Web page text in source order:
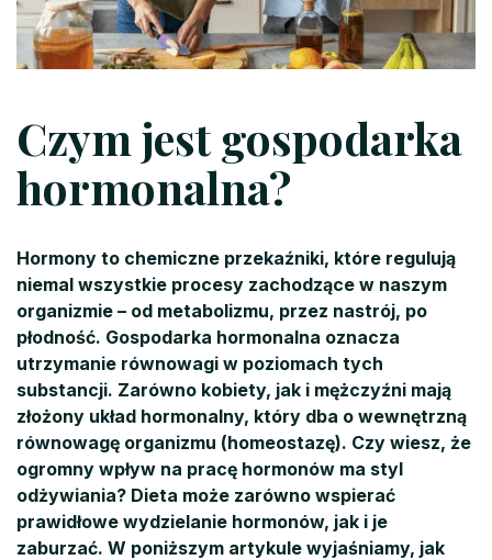
Czym jest gospodarka
hormonalna?
Hormony to chemiczne przekaźniki, które regulują
niemal wszystkie procesy zachodzące w naszym
organizmie – od metabolizmu, przez nastrój, po
płodność. Gospodarka hormonalna oznacza
utrzymanie równowagi w poziomach tych
substancji. Zarówno kobiety, jak i mężczyźni mają
złożony układ hormonalny, który dba o wewnętrzną
równowagę organizmu (homeostazę). Czy wiesz, że
ogromny wpływ na pracę hormonów ma styl
odżywiania? Dieta może zarówno wspierać
prawidłowe wydzielanie hormonów, jak i je
zaburzać. W poniższym artykule wyjaśniamy, jak